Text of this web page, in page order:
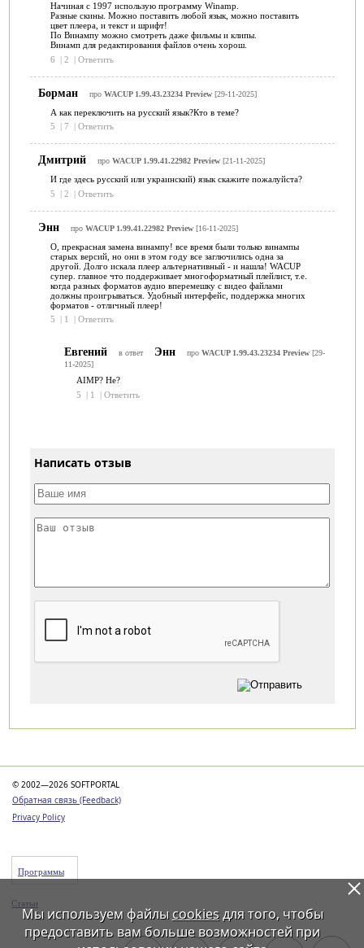
Начиная с 1997 использую программу Winamp.
Разные скины. Можно поставить любой язык, можно поставить
цвет плеера, и текст и шрифт!
По Винампу можно смотреть даже фильмы и клипы.
Винамп для редактирования файлов очень хорош.
6
| 2 | Ответить
Борман про WACUP 1.99.43.23234 Preview[29-11-2025]
А как переключить на русский язык?Кто в теме?
5
| 7 | Ответить
Дмитрий про WACUP 1.99.41.22982 Preview[21-11-2025]
И где здесь русский или украинский) язык скажите пожалуйста?
5
| 2 | Ответить
Энн про WACUP 1.99.41.22982 Preview[16-11-2025]
О, прекрасная замена винампу! все время были только винампы
старых версий, но они в этом году все заглючились одна за
другой. Долго искала плеер альтернативный - и нашла! WACUP
супер. главное что поддерживает многоформатный плейлист, т.е.
когда разных форматов аудио вперемешку с видео файлами
должны проигрываться. Удобный интерфейс, поддержка многих
форматов - отличный плеер!
5
| 1 | Ответить
Евгений в ответ Энн про WACUP 1.99.43.23234 Preview[29-
11-2025]
AIMP? Не?
5
| 1 | Ответить
Написать отзыв
© 2002—2026 SOFTPORTAL
Обратная связь (Feedback)
Privacy Policy
Программы
Статьи
Мы используем файлы cookiesдля того, чтобы
предоставить вам больше возможностей при